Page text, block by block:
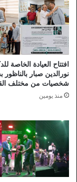
جلالته
افتتاح العيادة الخاصة
نورالدين صبار بالناظور
شخصيات من مختلف
منذ يومين